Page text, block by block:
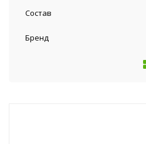
Состав
Бренд